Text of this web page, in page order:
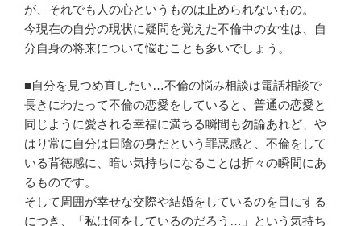
が、それでも人の心というものは止められないもの。
今現在の自分の現状に疑問を覚えた不倫中の女性は、自
分自身の将来について悩むことも多いでしょう。
■自分を見つめ直したい…不倫の悩み相談は電話相談で
長きにわたって不倫の恋愛をしていると、普通の恋愛と
同じように愛される幸福に満ちる瞬間も勿論あれど、や
はり常に自分は日陰の身だという罪悪感と、不倫をして
いる背徳感に、暗い気持ちになることは折々の瞬間にあ
るものです。
そして周囲が幸せな交際や結婚をしているのを目にする
につき、「私は何をしているのだろう…」という気持ち